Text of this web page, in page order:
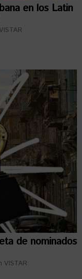
en los Latin
de nominados
VISTAR